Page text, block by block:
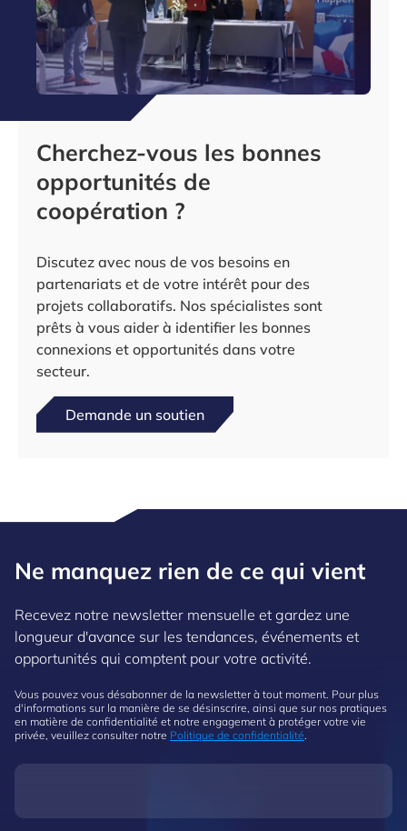
Cherchez-vous les bonnes
opportunités de
coopération ?
Discutez avec nous de vos besoins en
partenariats et de votre intérêt pour des
projets collaboratifs. Nos spécialistes sont
prêts à vous aider à identifier les bonnes
connexions et opportunités dans votre
secteur.
Demande un soutien
Ne manquez rien de ce qui vient
Recevez notre newsletter mensuelle et gardez une
longueur d'avance sur les tendances, événements et
opportunités qui comptent pour votre activité.
Vous pouvez vous désabonner de la newsletter à tout moment. Pour plus
d'informations sur la manière de se désinscrire, ainsi que sur nos pratiques
en matière de confidentialité et notre engagement à protéger votre vie
privée, veuillez consulter notre Politique de confidentialité